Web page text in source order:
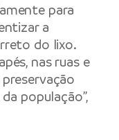
para
a
do lixo.
nas ruas e
população”,